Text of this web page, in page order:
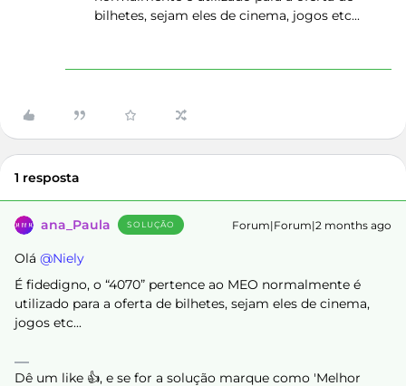
bilhetes, sejam eles de cinema, jogos etc...
1 resposta
ana_Paula SOLUÇÃO Forum|Forum|2 months ago
Olá ​ @Niely
É fidedigno, o “4070” pertence ao MEO normalmente é
utilizado para a oferta de bilhetes, sejam eles de cinema,
jogos etc...
Dê um like 👍, e se for a solução marque como 'Melhor